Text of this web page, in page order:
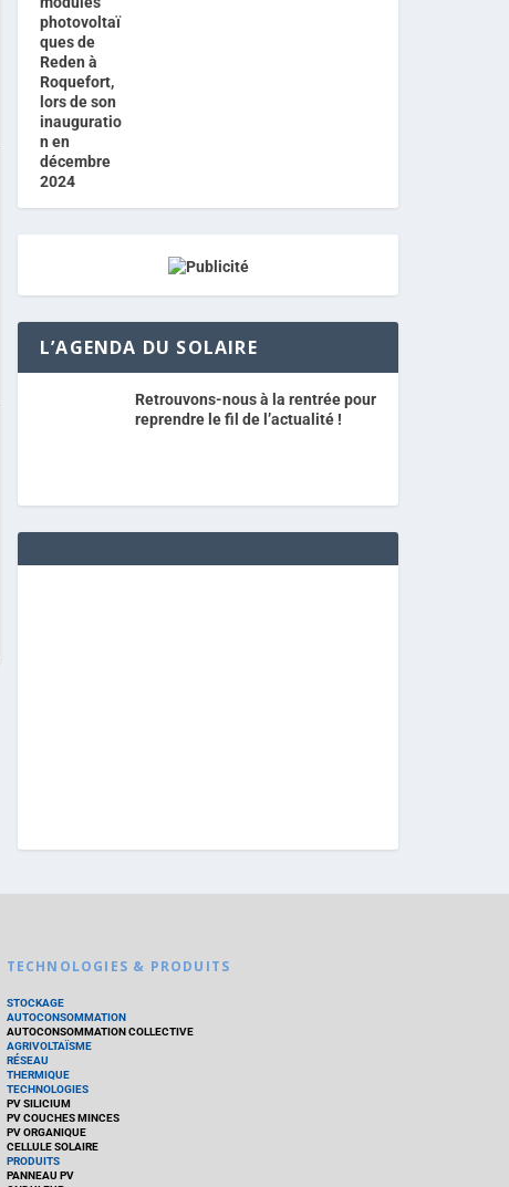
L’AGENDA DU SOLAIRE
Retrouvons-nous à la rentrée pour
reprendre le fil de l’actualité !
TECHNOLOGIES & PRODUITS
STOCKAGE
AUTOCONSOMMATION
AUTOCONSOMMATION COLLECTIVE
AGRIVOLTAÏSME
RÉSEAU
THERMIQUE
TECHNOLOGIES
PV SILICIUM
PV COUCHES MINCES
PV ORGANIQUE
CELLULE SOLAIRE
PRODUITS
PANNEAU PV